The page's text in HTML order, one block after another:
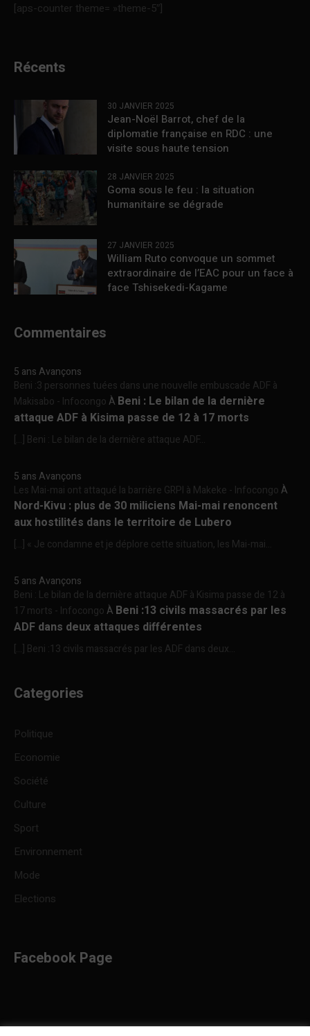
[aps-counter theme= »theme-5″]
Récents
30 JANVIER 2025
Jean-Noël Barrot, chef de la
diplomatie française en RDC : une
visite sous haute tension
28 JANVIER 2025
Goma sous le feu : la situation
humanitaire se dégrade
27 JANVIER 2025
William Ruto convoque un sommet
extraordinaire de l’EAC pour un face à
face Tshisekedi-Kagame
Commentaires
5 ans Avançons
Beni :3 personnes tuées dans une nouvelle embuscade ADF à
Makisabo - InfocongoÀ Beni : Le bilan de la dernière
attaque ADF à Kisima passe de 12 à 17 morts
[…] Beni : Le bilan de la dernière attaque ADF...
5 ans Avançons
Les Mai-mai ont attaqué la barrière GRPI à Makeke - InfocongoÀ
Nord-Kivu : plus de 30 miliciens Mai-mai renoncent
aux hostilités dans le territoire de Lubero
[…] « Je condamne et je déplore cette situation, les Mai-mai...
5 ans Avançons
Beni : Le bilan de la dernière attaque ADF à Kisima passe de 12 à
17 morts - InfocongoÀ Beni :13 civils massacrés par les
ADF dans deux attaques différentes
[…] Beni :13 civils massacrés par les ADF dans deux...
Categories
Politique
Economie
Société
Culture
Sport
Environnement
Mode
Elections
Facebook Page